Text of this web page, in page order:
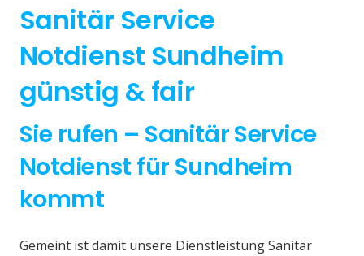
Sanitär Service
Notdienst Sundheim
günstig & fair
Sie rufen – Sanitär Service
Notdienst für Sundheim
kommt
Gemeint ist damit unsere Dienstleistung Sanitär